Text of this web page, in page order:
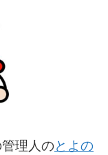
理人のとよの